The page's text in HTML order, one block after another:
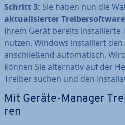
Schritt 3: Sie haben nun die
ak­tua­li­sier­ter
Ihrem Gerät bereits in­stal­lier­te
nutzen. Windows in­stal­liert
an­schlie­ßend au­to­ma­tisch.
können Sie al­ter­na­tiv auf der
Treiber suchen und den
Mit Geräte-Manager
ren